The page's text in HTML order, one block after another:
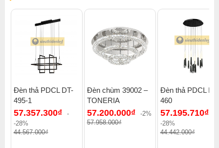
Đèn thả PDCL DT-
495-1
57.357.300₫
-
-28%
44.567.000₫
Đèn chùm 39002 –
TONERIA
57.200.000₫
-2%
57.958.000₫
Đèn thả PDCL
460
57.195.710₫
-28%
44.442.000₫